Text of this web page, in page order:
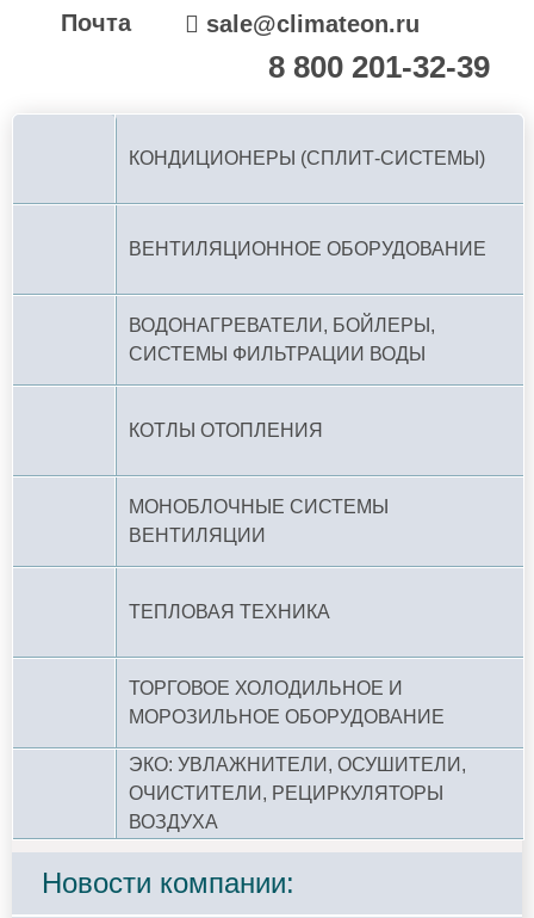
Почта sale@climateon.ru
8 800 201-32-39
КОНДИЦИОНЕРЫ (СПЛИТ-СИСТЕМЫ)
ВЕНТИЛЯЦИОННОЕ ОБОРУДОВАНИЕ
ВОДОНАГРЕВАТЕЛИ, БОЙЛЕРЫ,
СИСТЕМЫ ФИЛЬТРАЦИИ ВОДЫ
КОТЛЫ ОТОПЛЕНИЯ
МОНОБЛОЧНЫЕ СИСТЕМЫ
ВЕНТИЛЯЦИИ
ТЕПЛОВАЯ ТЕХНИКА
ТОРГОВОЕ ХОЛОДИЛЬНОЕ И
МОРОЗИЛЬНОЕ ОБОРУДОВАНИЕ
ЭКО: УВЛАЖНИТЕЛИ, ОСУШИТЕЛИ,
ОЧИСТИТЕЛИ, РЕЦИРКУЛЯТОРЫ
ВОЗДУХА
Новости компании: